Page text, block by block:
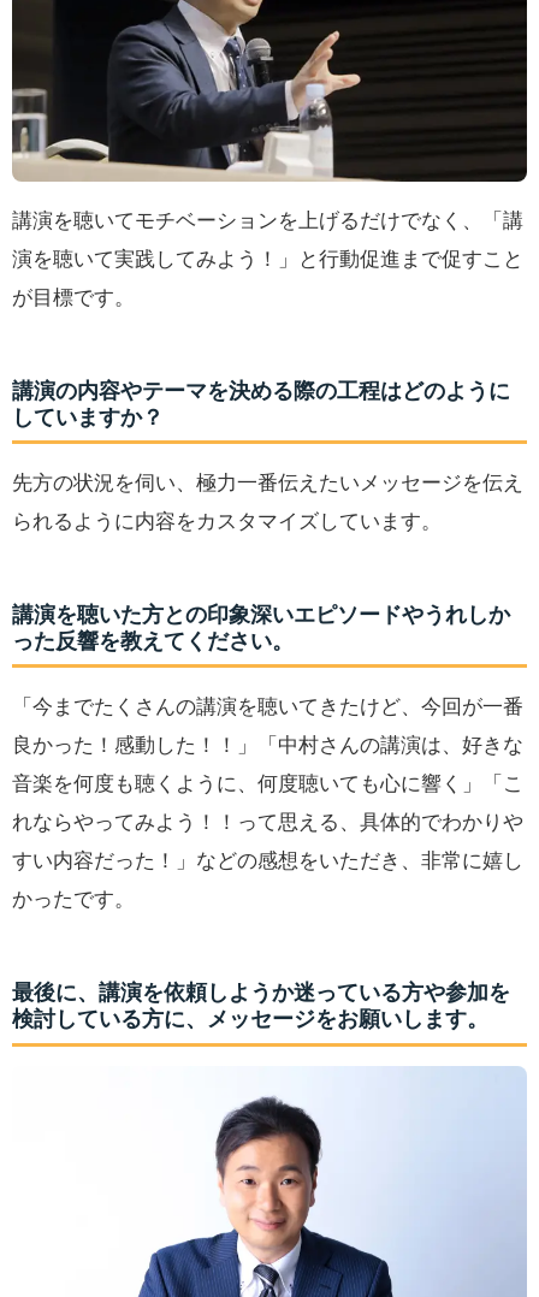
講演を聴いてモチベーションを上げるだけでなく、「講
演を聴いて実践してみよう！」と行動促進まで促すこと
が目標です。
講演の内容やテーマを決める際の工程はどのように
していますか？
先方の状況を伺い、極力一番伝えたいメッセージを伝え
られるように内容をカスタマイズしています。
講演を聴いた方との印象深いエピソードやうれしか
った反響を教えてください。
「今までたくさんの講演を聴いてきたけど、今回が一番
良かった！感動した！！」「中村さんの講演は、好きな
音楽を何度も聴くように、何度聴いても心に響く」「こ
れならやってみよう！！って思える、具体的でわかりや
すい内容だった！」などの感想をいただき、非常に嬉し
かったです。
最後に、講演を依頼しようか迷っている方や参加を
検討している方に、メッセージをお願いします。